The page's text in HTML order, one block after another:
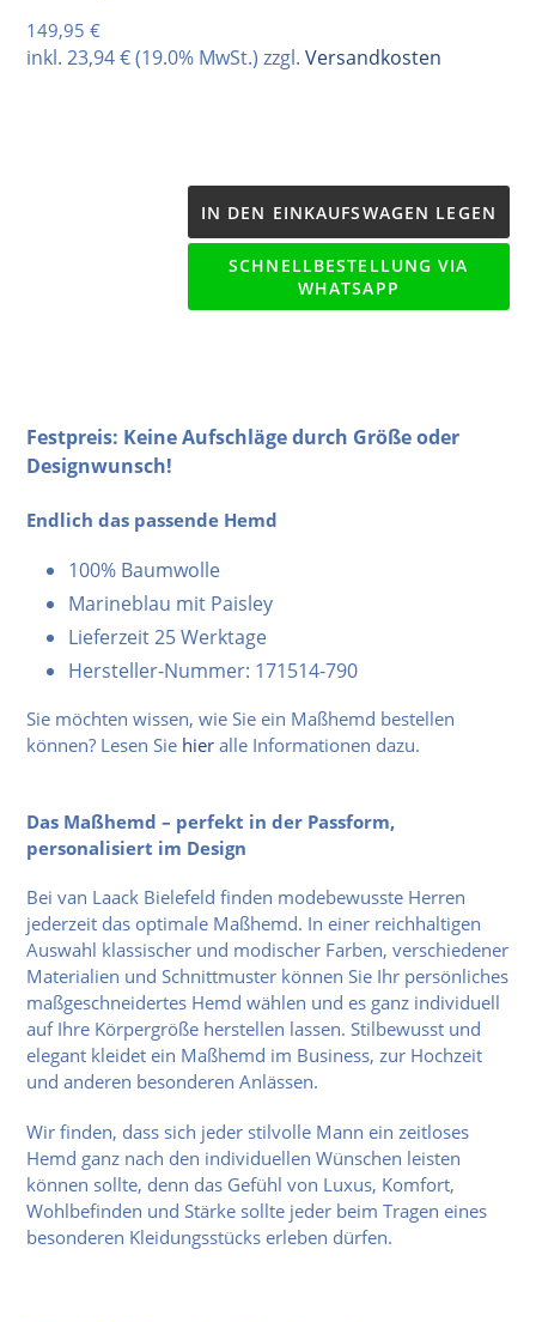
Normaler Preis
149,95 €
inkl. 23,94 €(19.0% MwSt.) zzgl. Versandkosten
IN DEN EINKAUFSWAGEN LEGEN
SCHNELLBESTELLUNG VIA
WHATSAPP
Festpreis: Keine Aufschläge durch Größe oder
Designwunsch!
Endlich das passende Hemd
100% Baumwolle
Marineblau mit Paisley
Lieferzeit 25 Werktage
Hersteller-Nummer: 171514-790
Sie möchten wissen, wie Sie ein Maßhemd bestellen
können? Lesen Sie hier alle Informationen dazu.
Das Maßhemd – perfekt in der Passform,
personalisiert im Design
Bei van Laack Bielefeld finden modebewusste Herren
jederzeit das optimale Maßhemd. In einer reichhaltigen
Auswahl klassischer und modischer Farben, verschiedener
Materialien und Schnittmuster können Sie Ihr persönliches
maßgeschneidertes Hemd wählen und es ganz individuell
auf Ihre Körpergröße herstellen lassen. Stilbewusst und
elegant kleidet ein Maßhemd im Business, zur Hochzeit
und anderen besonderen Anlässen.
Wir finden, dass sich jeder stilvolle Mann ein zeitloses
Hemd ganz nach den individuellen Wünschen leisten
können sollte, denn das Gefühl von Luxus, Komfort,
Wohlbefinden und Stärke sollte jeder beim Tragen eines
besonderen Kleidungsstücks erleben dürfen.